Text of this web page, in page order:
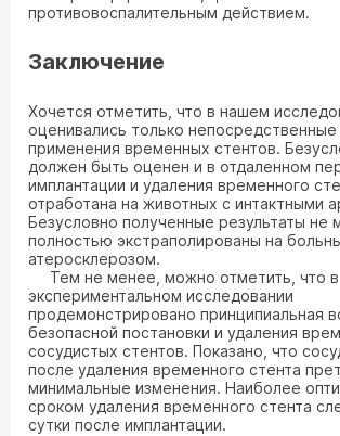
противовоспалительным действием.
Заключение
Хочется отметить, что в нашем
оценивались только непосредственные
применения временных стентов.
должен быть оценен и в отдаленном
имплантации и удаления временного
отработана на животных с интактными
Безусловно полученные результаты не
полностью экстраполированы на
атеросклерозом.
Тем не менее, можно отметить, что в
экспериментальном исследовании
продемонстрировано принципиальная
безопасной постановки и удаления
сосудистых стентов. Показано, что
после удаления временного стента
минимальные изменения. Наиболее
сроком удаления временного стента
сутки после имплантации.